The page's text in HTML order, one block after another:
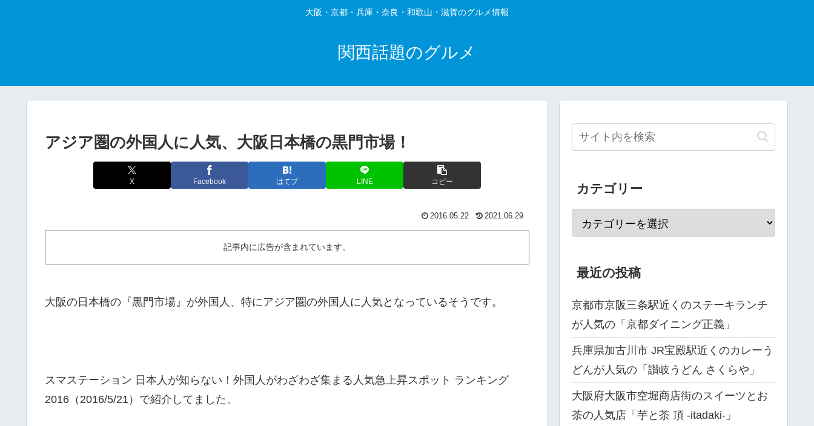
大阪・京都・兵庫・奈良・和歌山・滋賀のグルメ情報
関西話題のグルメ
アジア圏の外国人に人気、大阪日本橋の黒門市場！
X Facebook はてブ LINE コピー
2016.05.22 2021.06.29
記事内に広告が含まれています。
大阪の日本橋の『黒門市場』が外国人、特にアジア圏の外国人に人気となっているそうです。
スマステーション 日本人が知らない！外国人がわざわざ集まる人気急上昇スポット ランキング
2016（2016/5/21）で紹介してました。
カテゴリー
最近の投稿
京都市京阪三条駅近くのステーキランチ
が人気の「京都ダイニング正義」
兵庫県加古川市 JR宝殿駅近くのカレーう
どんが人気の「讃岐うどん さくらや」
大阪府大阪市空堀商店街のスイーツとお
茶の人気店「芋と茶 頂 -itadaki-」